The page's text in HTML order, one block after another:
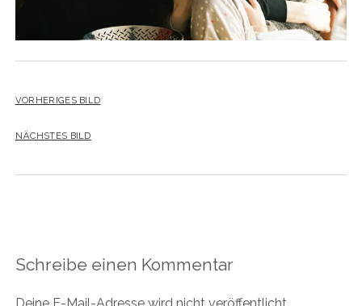
VORHERIGES BILD
NÄCHSTES BILD
Schreibe einen Kommentar